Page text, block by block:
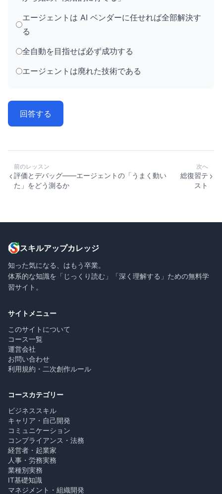
エージェントは AI ベンダーに任せれば全部解決す
る
全自動を目指せば必ず成功する
エージェントは廃れた技術である
回答する
前のレッスン
評価とデバッグ——エージェントの「うまく動い
た」をどう測るか
次へ
総復習テ
スト
スキルアップカレッジ
知った気になる、はもう卒業。
体系的な知識を「じっくり読む」「深く理解する」ための無料学
習サイト。
サイトメニュー
このサイトについて
コース一覧
運営会社
お問い合わせ
利用規約・二次創作ルール
コースカテゴリー
ビジネススキル
キャリア・自己開発
コミュニケーション
コンプライアンス・法務
経営者・起業家
人事・労務実務
業種別実務
IT基礎知識
マネジメント・組織開発